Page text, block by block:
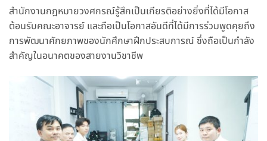
สำนักงานกฎหมายวงศกรณ์รู้สึกเป็นเกียรติอย่างยิ่งที่ได้มีโอกาส
ต้อนรับคณะอาจารย์ และถือเป็นโอกาสอันดีที่ได้มีการร่วมพูดคุยถึง
การพัฒนาศักยภาพของนักศึกษาฝึกประสบการณ์ ซึ่งถือเป็นกำลัง
สำคัญในอนาคตของสายงานวิชาชีพ